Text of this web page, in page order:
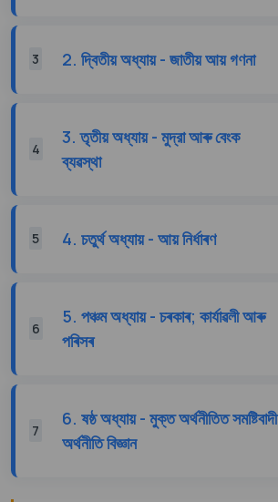
3 2. দ্বিতীয় অধ্যায় - জাতীয় আয় গণনা
4
3. তৃতীয় অধ্যায় - মুদ্রা আৰু বেংক
ব্যৱস্থা
5 4. চতুর্থ অধ্যায় - আয় নিৰ্ধাৰণ
6
5. পঞ্চম অধ্যায় - চৰকাৰ; কাৰ্যাৱলী আৰু
পৰিসৰ
7
6. ষষ্ঠ অধ্যায় - মুক্ত অর্থনীতিত সমষ্টিবাদী
অর্থনীতি বিজ্ঞান